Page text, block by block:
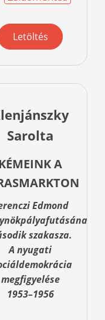
Letöltés
Sarolta
A
Edmond
szakasza.
A nyugati
megfigyelése
1953–1956